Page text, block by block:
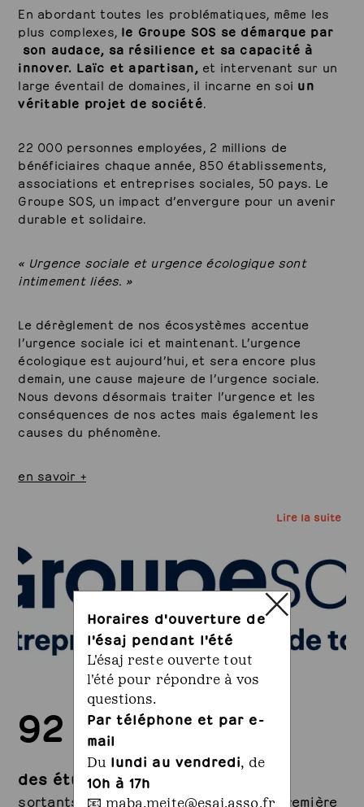
Horaires d'ouverture de
l'ésaj pendant l'été
L'ésaj reste ouverte tout
l'été pour répondre à vos
questions.
Par téléphone et par e-
mail
Du lundi au vendredi, de
10h à 17h
📧 maba.meite@esaj.asso.fr
En abordant toutes les problématiques, même les
plus complexes, le Groupe SOS se démarque par
son audace, sa résilience et sa capacité à
innover. Laïc et apartisan,
et intervenant sur un
large éventail de domaines, il incarne en soi un
véritable projet de société
22 000 personnes employées, 2 millions de
bénéficiaires chaque année, 850 établissements,
associations et entreprises sociales, 50 pays. Le
Groupe SOS, un impact d’envergure pour un avenir
durable et solidaire.
« Urgence sociale et urgence écologique sont
intimement liées. »
Le dérèglement de nos écosystèmes accentue
l’urgence sociale ici et maintenant. L’urgence
écologique est aujourd’hui, et sera encore plus
demain, une cause majeure de l’urgence sociale.
Nous devons désormais traiter l’urgence et les
conséquences de nos actes mais également les
causes du phénomène.
en savoir +
Lire la suite
92 %
des étudiants
sortants ont trouvé du travail dès la première